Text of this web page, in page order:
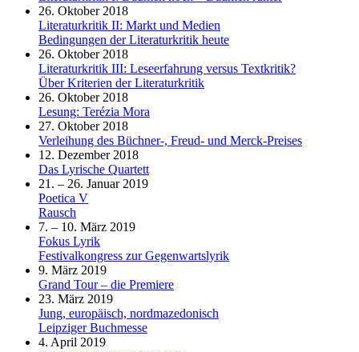
26. Oktober 2018
Literaturkritik II: Markt und Medien
Bedingungen der Literaturkritik heute
26. Oktober 2018
Literaturkritik III: Leseerfahrung versus Textkritik?
Über Kriterien der Literaturkritik
26. Oktober 2018
Lesung: Terézia Mora
27. Oktober 2018
Verleihung des Büchner-, Freud- und Merck-Preises
12. Dezember 2018
Das Lyrische Quartett
21. – 26. Januar 2019
Poetica V
Rausch
7. – 10. März 2019
Fokus Lyrik
Festivalkongress zur Gegenwartslyrik
9. März 2019
Grand Tour – die Premiere
23. März 2019
Jung, europäisch, nordmazedonisch
Leipziger Buchmesse
4. April 2019